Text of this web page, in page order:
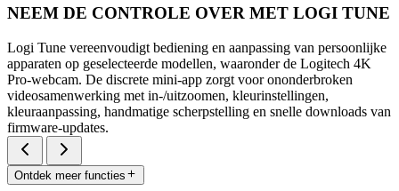
NEEM DE CONTROLE OVER MET LOGI TUNE
Logi Tune vereenvoudigt bediening en aanpassing van persoonlijke
apparaten op geselecteerde modellen, waaronder de Logitech 4K
Pro-webcam. De discrete mini-app zorgt voor ononderbroken
videosamenwerking met in-/uitzoomen, kleurinstellingen,
kleuraanpassing, handmatige scherpstelling en snelle downloads van
firmware-updates.
Ontdek meer functies